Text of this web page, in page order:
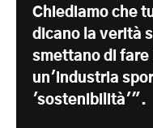
Chiediamo che
dicano la verità
smettano di fare
un'industria
'sostenibilità'".